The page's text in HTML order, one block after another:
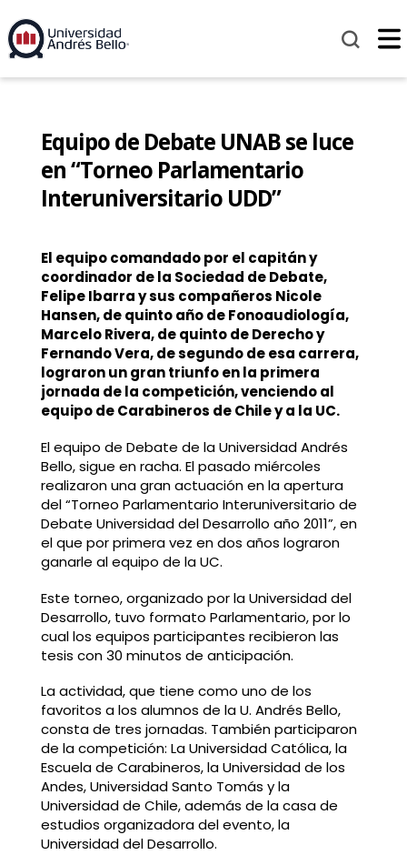
Equipo de Debate UNAB se luce
en “Torneo Parlamentario
Interuniversitario UDD”
El equipo comandado por el capitán y
coordinador de la Sociedad de Debate,
Felipe Ibarra y sus compañeros Nicole
Hansen, de quinto año de Fonoaudiología,
Marcelo Rivera, de quinto de Derecho y
Fernando Vera, de segundo de esa carrera,
lograron un gran triunfo en la primera
jornada de la competición, venciendo al
equipo de Carabineros de Chile y a la UC.
El equipo de Debate de la Universidad Andrés
Bello, sigue en racha. El pasado miércoles
realizaron una gran actuación en la apertura
del “Torneo Parlamentario Interuniversitario de
Debate Universidad del Desarrollo año 2011”, en
el que por primera vez en dos años lograron
ganarle al equipo de la UC.
Este torneo, organizado por la Universidad del
Desarrollo, tuvo formato Parlamentario, por lo
cual los equipos participantes recibieron las
tesis con 30 minutos de anticipación.
La actividad, que tiene como uno de los
favoritos a los alumnos de la U. Andrés Bello,
consta de tres jornadas. También participaron
de la competición: La Universidad Católica, la
Escuela de Carabineros, la Universidad de los
Andes, Universidad Santo Tomás y la
Universidad de Chile, además de la casa de
estudios organizadora del evento, la
Universidad del Desarrollo.